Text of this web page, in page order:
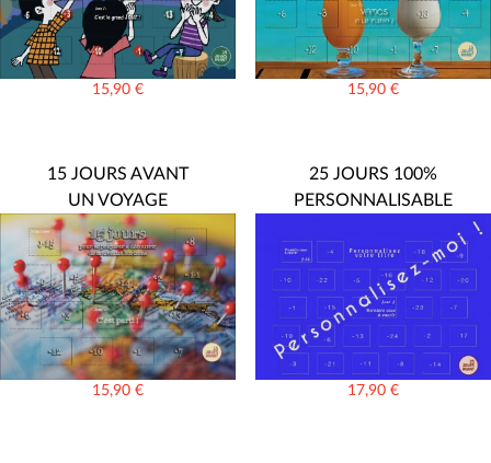
15,90€ 15,90 €
15 JOURS AVANT
UN VOYAGE
15,90€
25 JOURS 100%
PERSONNALISABLE
17,90 €